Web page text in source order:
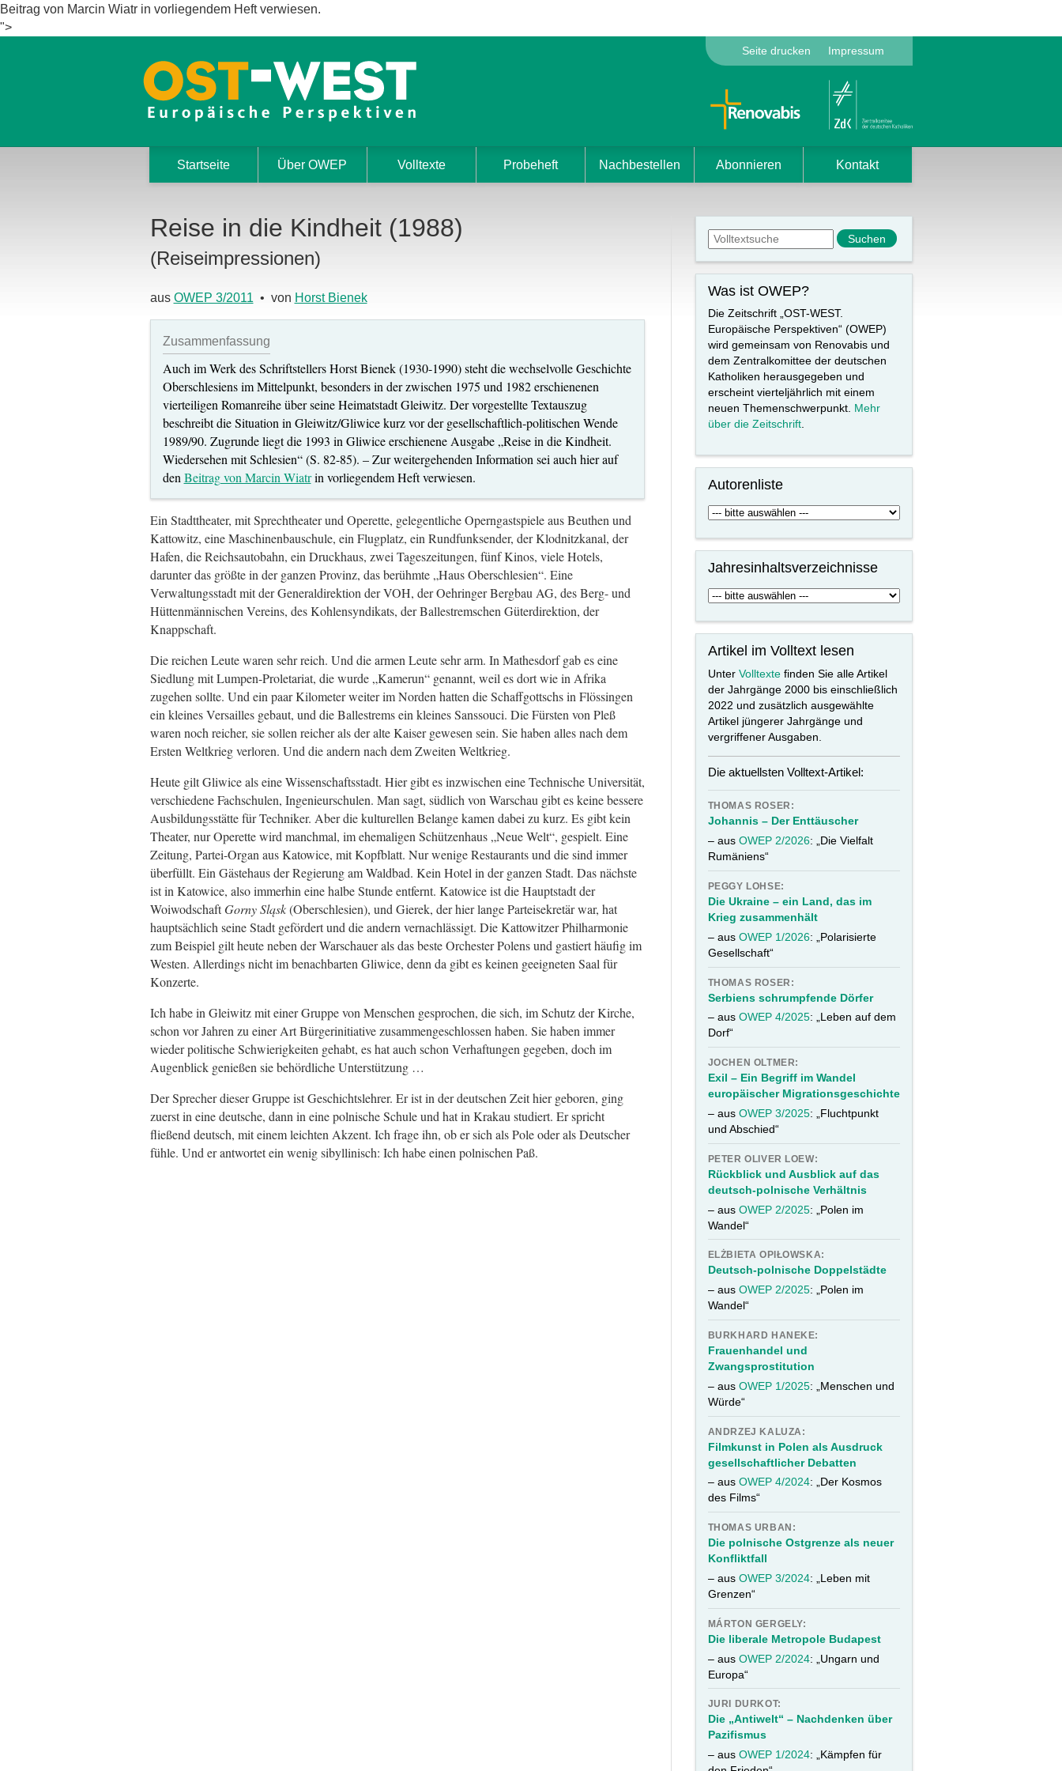
Beitrag von Marcin Wiatr in vorliegendem Heft verwiesen.
">
Seite drucken Impressum
Startseite Über OWEP Volltexte Probeheft Nachbestellen Abonnieren Kontakt
Reise in die Kindheit (1988)
(Reiseimpressionen)
aus OWEP 3/2011 • von Horst Bienek
Zusammenfassung
Auch im Werk des Schriftstellers Horst Bienek (1930-1990) steht die wechselvolle Geschichte
Oberschlesiens im Mittelpunkt, besonders in der zwischen 1975 und 1982 erschienenen
vierteiligen Romanreihe über seine Heimatstadt Gleiwitz. Der vorgestellte Textauszug
beschreibt die Situation in Gleiwitz/Gliwice kurz vor der gesellschaftlich-politischen Wende
1989/90. Zugrunde liegt die 1993 in Gliwice erschienene Ausgabe „Reise in die Kindheit.
Wiedersehen mit Schlesien“ (S. 82-85). – Zur weitergehenden Information sei auch hier auf
den Beitrag von Marcin Wiatrin vorliegendem Heft verwiesen.
Ein Stadttheater, mit Sprechtheater und Operette, gelegentliche Operngastspiele aus Beuthen und
Kattowitz, eine Maschinenbauschule, ein Flugplatz, ein Rundfunksender, der Klodnitzkanal, der
Hafen, die Reichsautobahn, ein Druckhaus, zwei Tageszeitungen, fünf Kinos, viele Hotels,
darunter das größte in der ganzen Provinz, das berühmte „Haus Oberschlesien“. Eine
Verwaltungsstadt mit der Generaldirektion der VOH, der Oehringer Bergbau AG, des Berg- und
Hüttenmännischen Vereins, des Kohlensyndikats, der Ballestremschen Güterdirektion, der
Knappschaft.
Die reichen Leute waren sehr reich. Und die armen Leute sehr arm. In Mathesdorf gab es eine
Siedlung mit Lumpen-Proletariat, die wurde „Kamerun“ genannt, weil es dort wie in Afrika
zugehen sollte. Und ein paar Kilometer weiter im Norden hatten die Schaffgottschs in Flössingen
ein kleines Versailles gebaut, und die Ballestrems ein kleines Sanssouci. Die Fürsten von Pleß
waren noch reicher, sie sollen reicher als der alte Kaiser gewesen sein. Sie haben alles nach dem
Ersten Weltkrieg verloren. Und die andern nach dem Zweiten Weltkrieg.
Heute gilt Gliwice als eine Wissenschaftsstadt. Hier gibt es inzwischen eine Technische Universität,
verschiedene Fachschulen, Ingenieurschulen. Man sagt, südlich von Warschau gibt es keine bessere
Ausbildungsstätte für Techniker. Aber die kulturellen Belange kamen dabei zu kurz. Es gibt kein
Theater, nur Operette wird manchmal, im ehemaligen Schützenhaus „Neue Welt“, gespielt. Eine
Zeitung, Partei-Organ aus Katowice, mit Kopfblatt. Nur wenige Restaurants und die sind immer
überfüllt. Ein Gästehaus der Regierung am Waldbad. Kein Hotel in der ganzen Stadt. Das nächste
ist in Katowice, also immerhin eine halbe Stunde entfernt. Katowice ist die Hauptstadt der
WoiwodschaftGorny Sląsk(Oberschlesien), und Gierek, der hier lange Parteisekretär war, hat
hauptsächlich seine Stadt gefördert und die andern vernachlässigt. Die Kattowitzer Philharmonie
zum Beispiel gilt heute neben der Warschauer als das beste Orchester Polens und gastiert häufig im
Westen. Allerdings nicht im benachbarten Gliwice, denn da gibt es keinen geeigneten Saal für
Konzerte.
Ich habe in Gleiwitz mit einer Gruppe von Menschen gesprochen, die sich, im Schutz der Kirche,
schon vor Jahren zu einer Art Bürgerinitiative zusammengeschlossen haben. Sie haben immer
wieder politische Schwierigkeiten gehabt, es hat auch schon Verhaftungen gegeben, doch im
Augenblick genießen sie behördliche Unterstützung …
Der Sprecher dieser Gruppe ist Geschichtslehrer. Er ist in der deutschen Zeit hier geboren, ging
zuerst in eine deutsche, dann in eine polnische Schule und hat in Krakau studiert. Er spricht
fließend deutsch, mit einem leichten Akzent. Ich frage ihn, ob er sich als Pole oder als Deutscher
fühle. Und er antwortet ein wenig sibyllinisch: Ich habe einen polnischen Paß.
Suchformular Suche
Was ist OWEP?
Die Zeitschrift „OST-WEST.
Europäische Perspektiven“ (OWEP)
wird gemeinsam von Renovabis und
dem Zentralkomittee der deutschen
Katholiken herausgegeben und
erscheint vierteljährlich mit einem
neuen Themenschwerpunkt. Mehr
über die Zeitschrift.
Autorenliste
Jahresinhaltsverzeichnisse
Artikel im Volltext lesen
Unter Volltextefinden Sie alle Artikel
der Jahrgänge 2000 bis einschließlich
2022 und zusätzlich ausgewählte
Artikel jüngerer Jahrgänge und
vergriffener Ausgaben.
Die aktuellsten Volltext-Artikel:
THOMAS ROSER:
Johannis – Der Enttäuscher
– aus OWEP 2/2026: „Die Vielfalt
Rumäniens“
PEGGY LOHSE:
Die Ukraine – ein Land, das im
Krieg zusammenhält
– aus OWEP 1/2026: „Polarisierte
Gesellschaft“
THOMAS ROSER:
Serbiens schrumpfende Dörfer
– aus OWEP 4/2025: „Leben auf dem
Dorf“
JOCHEN OLTMER:
Exil – Ein Begriff im Wandel
europäischer Migrationsgeschichte
– aus OWEP 3/2025: „Fluchtpunkt
und Abschied“
PETER OLIVER LOEW:
Rückblick und Ausblick auf das
deutsch-polnische Verhältnis
– aus OWEP 2/2025: „Polen im
Wandel“
ELŻBIETA OPIŁOWSKA:
Deutsch-polnische Doppelstädte
– aus OWEP 2/2025: „Polen im
Wandel“
BURKHARD HANEKE:
Frauenhandel und
Zwangsprostitution
– aus OWEP 1/2025: „Menschen und
Würde“
ANDRZEJ KALUZA:
Filmkunst in Polen als Ausdruck
gesellschaftlicher Debatten
– aus OWEP 4/2024: „Der Kosmos
des Films“
THOMAS URBAN:
Die polnische Ostgrenze als neuer
Konfliktfall
– aus OWEP 3/2024: „Leben mit
Grenzen“
MÁRTON GERGELY:
Die liberale Metropole Budapest
– aus OWEP 2/2024: „Ungarn und
Europa“
JURI DURKOT:
Die „Antiwelt“ – Nachdenken über
Pazifismus
– aus OWEP 1/2024: „Kämpfen für